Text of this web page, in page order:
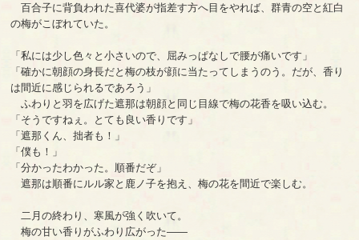
百合子に背負われた喜代婆が指差す方へ目をやれば、群青の空と紅白
の梅がこぼれていた。
「私には少し色々と小さいので、屈みっぱなしで腰が痛いです」
「確かに朝顔の身長だと梅の枝が顔に当たってしまうのう。だが、香り
は間近に感じられるであろう」
ふわりと羽を広げた遮那は朝顔と同じ目線で梅の花香を吸い込む。
「そうですねぇ。とても良い香りです」
「遮那くん、拙者も！」
「僕も！」
「分かったわかった。順番だぞ」
遮那は順番にルル家と鹿ノ子を抱え、梅の花を間近で楽しむ。
二月の終わり、寒風が強く吹いて。
梅の甘い香りがふわり広がった――